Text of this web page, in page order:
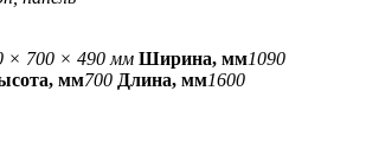
× 700 × 490 мм Ширина, мм1090
мм700 Длина, мм1600